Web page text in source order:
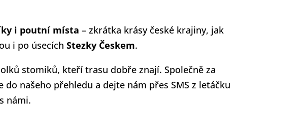
i poutní místa – zkrátka krásy české krajiny, jak
i po úsecích Stezky Českem.
stomiků, kteří trasu dobře znají. Společně za
do našeho přehledu a dejte nám přes SMS z letáčku
námi.